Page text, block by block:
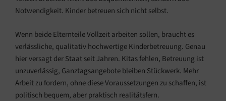
Notwendigkeit. Kinder betreuen sich nicht selbst.
Wenn beide Elternteile Vollzeit arbeiten sollen, braucht es
verlässliche, qualitativ hochwertige Kinderbetreuung. Genau
hier versagt der Staat seit Jahren. Kitas fehlen, Betreuung ist
unzuverlässig, Ganztagsangebote bleiben Stückwerk. Mehr
Arbeit zu fordern, ohne diese Voraussetzungen zu schaffen, ist
politisch bequem, aber praktisch realitätsfern.